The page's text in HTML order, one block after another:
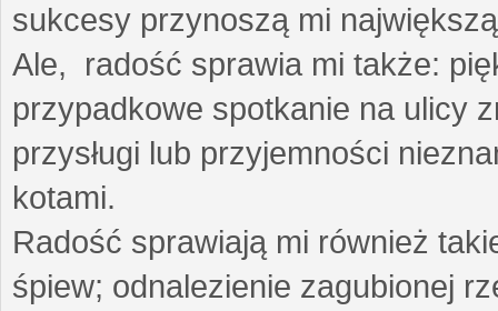
sukcesy przynoszą mi
Ale, radość sprawia mi także:
przypadkowe spotkanie na ulicy
przysługi lub przyjemności
kotami.
Radość sprawiają mi również
śpiew; odnalezienie zagubionej